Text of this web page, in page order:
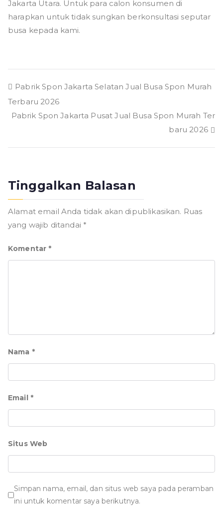
Jakarta Utara. Untuk para calon konsumen di
harapkan untuk tidak sungkan berkonsultasi seputar
busa kepada kami.
Navigasi
pos
Pabrik Spon Jakarta Selatan Jual Busa Spon Murah
Terbaru 2026
Pabrik Spon Jakarta Pusat Jual Busa Spon Murah Ter
baru 2026
Tinggalkan Balasan
Alamat email Anda tidak akan dipublikasikan. Ruas
yang wajib ditandai *
Komentar *
Nama *
Email *
Situs Web
Simpan nama, email, dan situs web saya pada peramban
ini untuk komentar saya berikutnya.